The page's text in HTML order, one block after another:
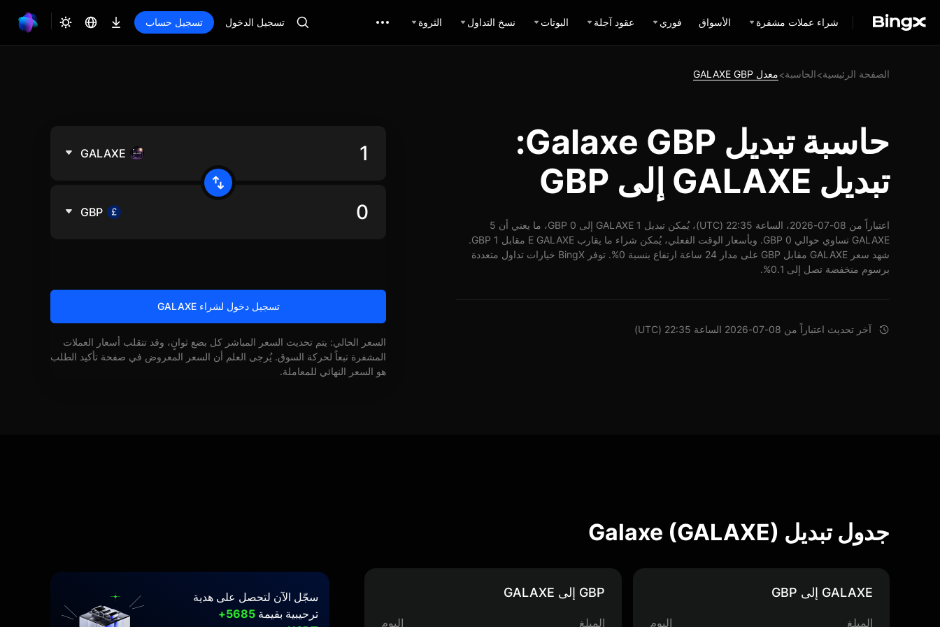
شراء عملات مشفرة الأسواق فوري عقود آجلة البوتات نسخ التداول الثروة تسجيل الدخول تسجيل حساب
الصفحة الرئيسية>الحاسبة>معدل GALAXE GBP
حاسبة تبديل Galaxe GBP:
تبديل GALAXE إلى GBP
اعتباراً من 08-07-2026، الساعة 22:35 (UTC)، يُمكن تبديل 1 GALAXE إلى 0 GBP، ما يعني أن 5
GALAXE تساوي حوالي 0 GBP. وبأسعار الوقت الفعلي، يُمكن شراء ما يقارب E GALAXE مقابل 1 GBP.
شهد سعر GALAXE مقابل GBP على مدار 24 ساعة ارتفاع بنسبة 0%. توفر BingX خيارات تداول متعددة
برسوم منخفضة تصل إلى 0.1%.
آخر تحديث اعتباراً من 08-07-2026 الساعة 22:35 (UTC)
GALAXE
GBP
تسجيل دخول لشراء GALAXE
السعر الحالي: يتم تحديث السعر المباشر كل بضع ثوانٍ، وقد تتقلب أسعار العملات
المشفرة تبعاً لحركة السوق. يُرجى العلم أن السعر المعروض في صفحة تأكيد الطلب
هو السعر النهائي للمعاملة.
جدول تبديل Galaxe (GALAXE)
GALAXE إلى GBP
المبلغ اليوم
GBP إلى GALAXE
المبلغ اليوم
سجّل الآن لتحصل على هدية
ترحيبية بقيمة
5685+